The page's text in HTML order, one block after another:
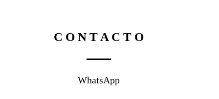
C O N T A C T O
WhatsApp